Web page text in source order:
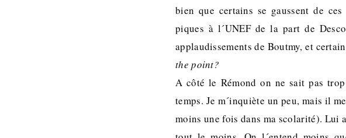
bien que certains se gaussent de
piques à l´UNEF de la part de
applaudissements de Boutmy, et
the point?
A côté le Rémond on ne sait pas
temps. Je m´inquiète un peu, mais il
moins une fois dans ma scolarité). Lui